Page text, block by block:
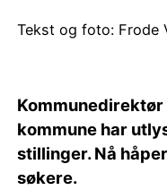
Tekst og foto: Frode
Kommunedirektør
kommune har
stillinger. Nå
søkere.